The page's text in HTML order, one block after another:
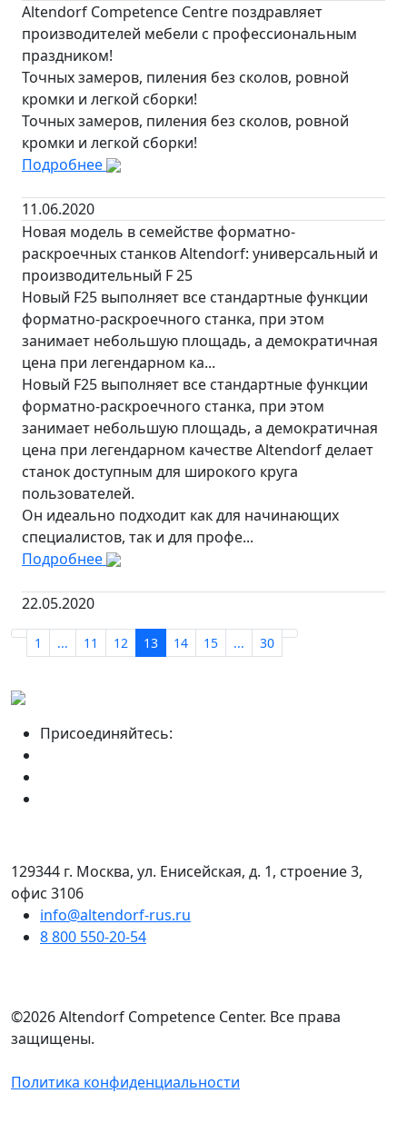
Altendorf Competence Centre поздравляет
производителей мебели с профессиональным
праздником!
Точных замеров, пиления без сколов, ровной
кромки и легкой сборки!
Точных замеров, пиления без сколов, ровной
кромки и легкой сборки!
Подробнее
11.06.2020
Новая модель в семействе форматно-
раскроечных станков Altendorf: универсальный и
производительный F 25
Новый F25 выполняет все стандартные функции
форматно-раскроечного станка, при этом
занимает небольшую площадь, а демократичная
цена при легендарном ка...
Новый F25 выполняет все стандартные функции
форматно-раскроечного станка, при этом
занимает небольшую площадь, а демократичная
цена при легендарном качестве Altendorf делает
станок доступным для широкого круга
пользователей.
Он идеально подходит как для начинающих
специалистов, так и для профе...
Подробнее
22.05.2020
1 ... 11 12 13 14 15 ... 30
Присоединяйтесь:
129344 г. Москва, ул. Енисейская, д. 1, строение 3,
офис 3106
info@altendorf-rus.ru
8 800 550-20-54
©2026 Altendorf Сompetence Сenter. Все права
защищены.
Политика конфиденциальности